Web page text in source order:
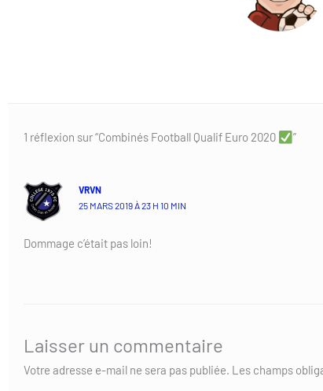
1 réflexion sur “Combinés Football Qualif Euro 2020 ”
VRVN
25 MARS 2019 À 23 H 10 MIN
Dommage c’était pas loin!
Laisser un commentaire
Votre adresse e-mail ne sera pas publiée. Les champs